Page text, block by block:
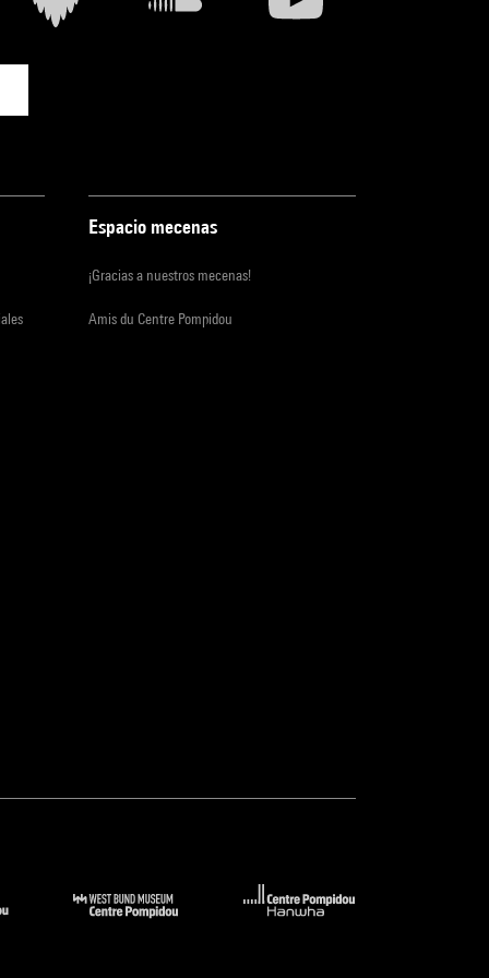
Espacio mecenas
¡Gracias a nuestros mecenas!
Amis du Centre Pompidou